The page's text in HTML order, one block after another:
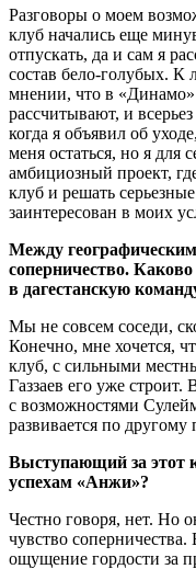
Разговоры о моем
клуб начались еще
отпускать, да и сам я
состав бело-голубых. К
мнении, что в «Динамо»
рассчитывают, и
когда я объявил об
меня остаться, но я
амбициозный проект,
клуб и решать
заинтересован в моих
Между
соперничество.
в дагестанскую
Мы не совсем соседи,
Конечно, мне хочется,
клуб, с сильными
Газзаев его уже
с возможностями
развивается по
Выступающий за этот
успехам «Анжи»?
Честно говоря, нет. Но
чувство
ощущение гордости за